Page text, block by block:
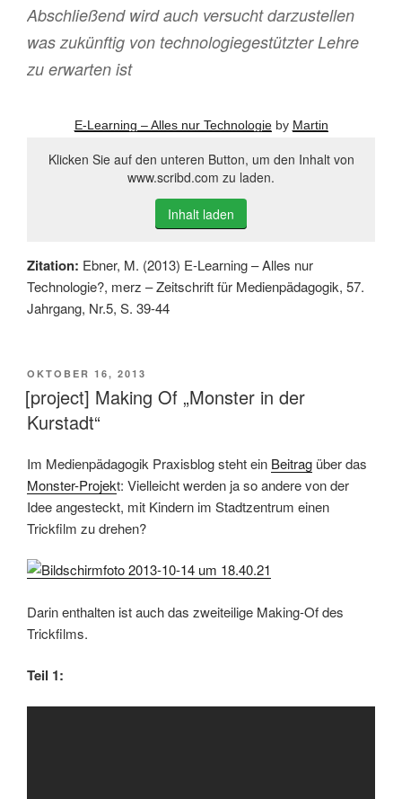
Abschließend wird auch versucht darzustellen
was zukünftig von technologiegestützter Lehre
zu erwarten ist
E-Learning – Alles nur Technologieby Martin
Klicken Sie auf den unteren Button, um den Inhalt von
www.scribd.com zu laden.
Inhalt laden
Zitation: Ebner, M. (2013) E-Learning – Alles nur
Technologie?, merz – Zeitschrift für Medienpädagogik, 57.
Jahrgang, Nr.5, S. 39-44
VERÖFFENTLICHT
AM
OKTOBER 16, 2013
[project] Making Of „Monster in der
Kurstadt“
Im Medienpädagogik Praxisblog steht ein Beitrag über das
Monster-Projekt: Vielleicht werden ja so andere von der
Idee angesteckt, mit Kindern im Stadtzentrum einen
Trickfilm zu drehen?
Darin enthalten ist auch das zweiteilige Making-Of des
Trickfilms.
Teil 1: